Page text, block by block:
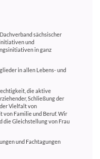
sächsischer
und
in ganz
in allen Lebens- und
die aktive
Schließung der
Vielfalt von
von Familie und Beruf. Wir
die Gleichstellung von Frau
und Fachtagungen